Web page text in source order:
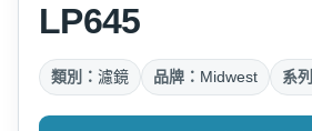
LP645
類別： 濾鏡 品牌： Midwest 系